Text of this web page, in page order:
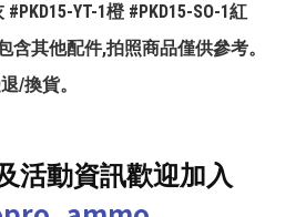
#PKD15-YT-1橙 #PKD15-SO-1紅
含其他配件,拍照商品僅供參考。
/換貨。
活動資訊歡迎加入